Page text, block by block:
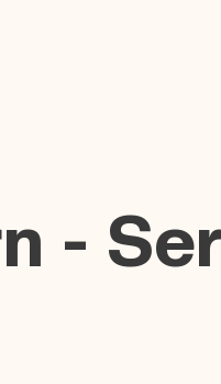
-